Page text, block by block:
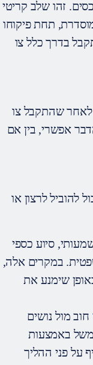
זהו שלב קריטי
תחת פיקוחו
בדרך כלל צו
לאחר שהתקבל צו
אפשרי, בין אם
להוביל לרצון או
סיוע כספי
במקרים אלה,
שימנע את
מול נושים
באמצעות
על פני ההליך